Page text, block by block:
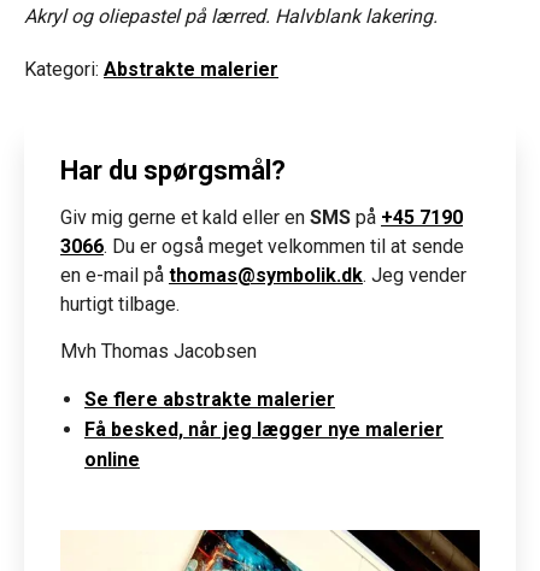
Akryl og oliepastel på lærred. Halvblank lakering.
Kategori: Abstrakte malerier
Har du spørgsmål?
Giv mig gerne et kald eller en SMS på +45 7190
3066. Du er også meget velkommen til at sende
en e-mail på thomas@symbolik.dk. Jeg vender
hurtigt tilbage.
Mvh Thomas Jacobsen
Se flere abstrakte malerier
Få besked, når jeg lægger nye malerier
online